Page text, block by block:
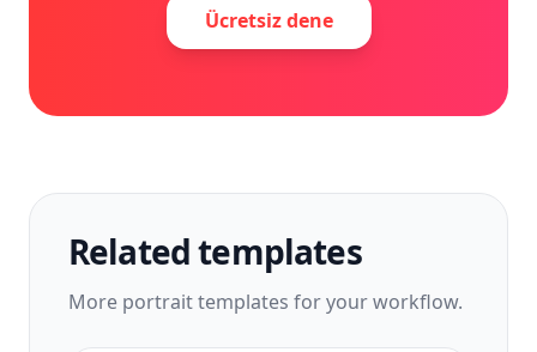
Ücretsiz dene
Related templates
More portraittemplates for your workflow.